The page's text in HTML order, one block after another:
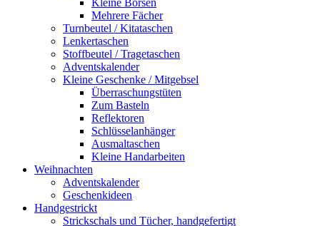
Kleine Börsen
Mehrere Fächer
Turnbeutel / Kitataschen
Lenkertaschen
Stoffbeutel / Tragetaschen
Adventskalender
Kleine Geschenke / Mitgebsel
Überraschungstüten
Zum Basteln
Reflektoren
Schlüsselanhänger
Ausmaltaschen
Kleine Handarbeiten
Weihnachten
Adventskalender
Geschenkideen
Handgestrickt
Strickschals und Tücher, handgefertigt